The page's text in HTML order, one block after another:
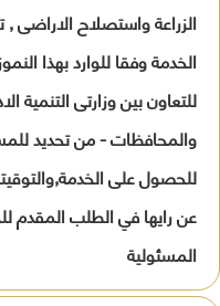
الزراعة واستصلاح الاراضى ,
للتعاون بين وزارتى التنمية
والمحافظات - من تحديد
للحصول على
عن رايها في الطلب المقدم
المسئولية